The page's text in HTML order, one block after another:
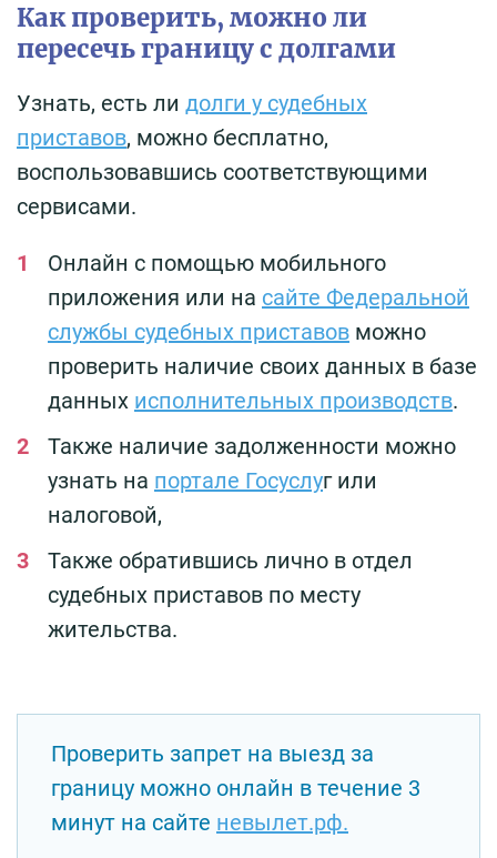
Как проверить, можно ли
пересечь границу с долгами
Узнать, есть ли долги у судебных
приставов, можно бесплатно,
воспользовавшись соответствующими
сервисами.
Онлайн с помощью мобильного
приложения или на сайте Федеральной
службы судебных приставов можно
проверить наличие своих данных в базе
данных исполнительных производств.
Также наличие задолженности можно
узнать на портале Госуслуг или
налоговой,
Также обратившись лично в отдел
судебных приставов по месту
жительства.
Проверить запрет на выезд за
границу можно онлайн в течение 3
минут на сайте невылет.рф.